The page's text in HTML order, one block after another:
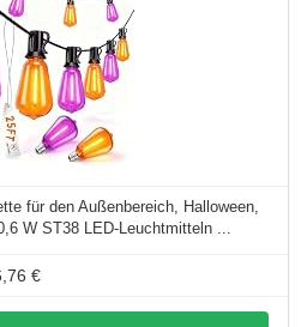
für den Außenbereich, Halloween,
W ST38 LED-Leuchtmitteln ...
€